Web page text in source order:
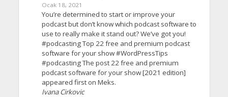
Ocak 18, 2021
You’re determined to start or improve your
podcast but don’t know which podcast software to
use to really make it stand out? We’ve got you!
#podcasting Top 22 free and premium podcast
software for your show #WordPressTips
#podcasting The post 22 free and premium
podcast software for your show [2021 edition]
appeared first on Meks.
Ivana Cirkovic